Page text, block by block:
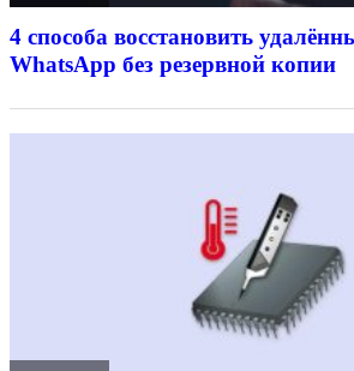
4 способа восстановить
WhatsApp без резервной копии